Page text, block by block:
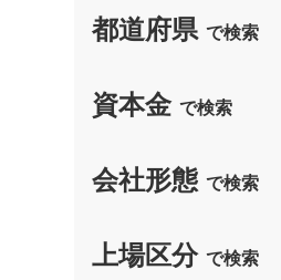
都道府県で検索
資本金で検索
会社形態で検索
上場区分で検索